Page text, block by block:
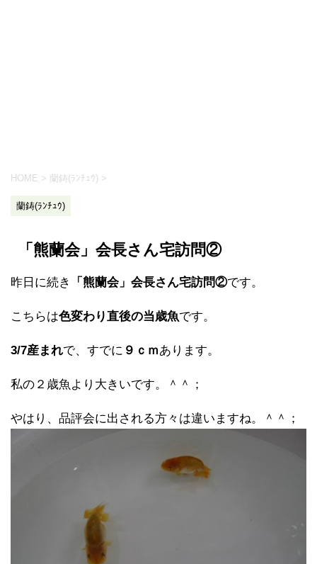
HOME > 蘭鋳(ﾗﾝﾁｭｳ) >
蘭鋳(ﾗﾝﾁｭｳ)
「熊蘭会」会長さん宅訪問②
昨日に続き 「熊蘭会」会長さん宅訪問②です。
こちらは色変わり直後の当歳魚です。
3/7産まれで、すでに ９ｃｍあります。
私の２歳魚より大きいです。＾＾；
やはり、品評会に出される方々は違いますね。＾＾；